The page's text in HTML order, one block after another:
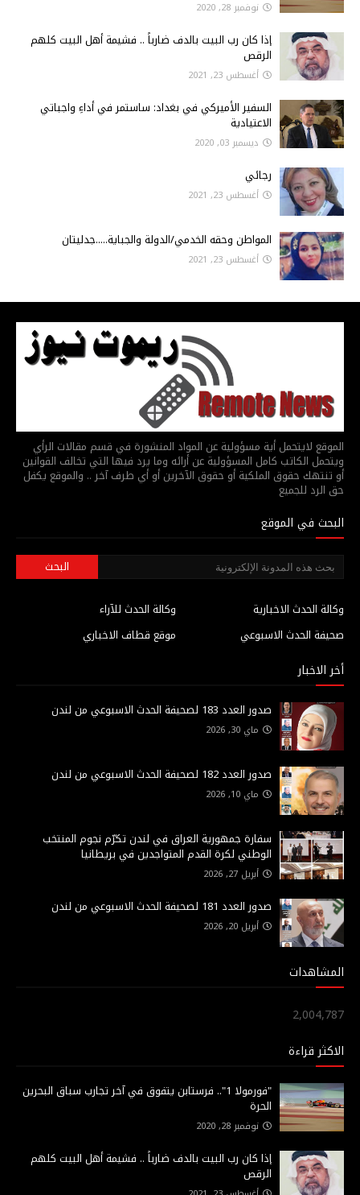
نوفمبر 28, 2020
إذا كان رب البيت بالدف ضارباً .. فشيمة أهل البيت كلهم
الرقص
أغسطس 23, 2021
السفير الأميركي في بغداد: ساستمر في أداءِ واجباتي
الاعتيادية
ديسمبر 03, 2020
رجائي
أغسطس 23, 2021
المواطن وحقه الخدمي/الدولة والجباية.....جدليتان
أغسطس 23, 2021
الموقع لايتحمل أية مسؤولية عن المواد المنشورة في قسم مقالات الرأي
ويتحمل الكاتب كامل المسؤولية عن أرائه وما يرد فيها التي تخالف القوانين
أو تنتهك حقوق الملكية أو حقوق الآخرين أو أي طرف آخر .. والموقع يكفل
حق الرد للجميع
البحث في الموقع
وكالة الحدث للآراء
وكالة الحدث الاخبارية
موقع قطاف الاخباري
صحيفة الحدث الاسبوعي
أخر الاخبار
صدور العدد 183 لصحيفة الحدث الاسبوعي من لندن
ماي 30, 2026
صدور العدد 182 لصحيفة الحدث الاسبوعي من لندن
ماي 10, 2026
سفارة جمهورية العراق في لندن تكرّم نجوم المنتخب
الوطني لكرة القدم المتواجدين في بريطانيا
أبريل 27, 2026
صدور العدد 181 لصحيفة الحدث الاسبوعي من لندن
أبريل 20, 2026
المشاهدات
2,004,787
الاكثر قراءة
"فورمولا 1".. فرستابن يتفوق في آخر تجارب سباق البحرين
الحرة
نوفمبر 28, 2020
إذا كان رب البيت بالدف ضارباً .. فشيمة أهل البيت كلهم
الرقص